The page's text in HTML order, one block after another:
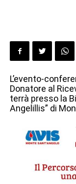
L’evento-
Donatore al
terrà presso la
Angelillis” di